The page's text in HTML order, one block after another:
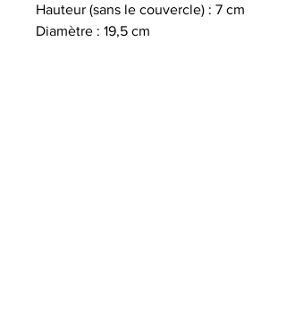
Hauteur (sans le couvercle) : 7 cm
Diamètre : 19,5 cm